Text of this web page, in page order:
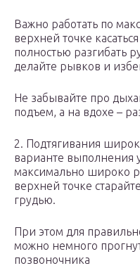
Важно работать по
верхней точке
полностью разгибать
делайте рывков и
Не забывайте про
подъем, а на вдохе –
2. Подтягивания
варианте выполнения
максимально широко
верхней точке
грудью.
При этом для
можно немного
позвоночника